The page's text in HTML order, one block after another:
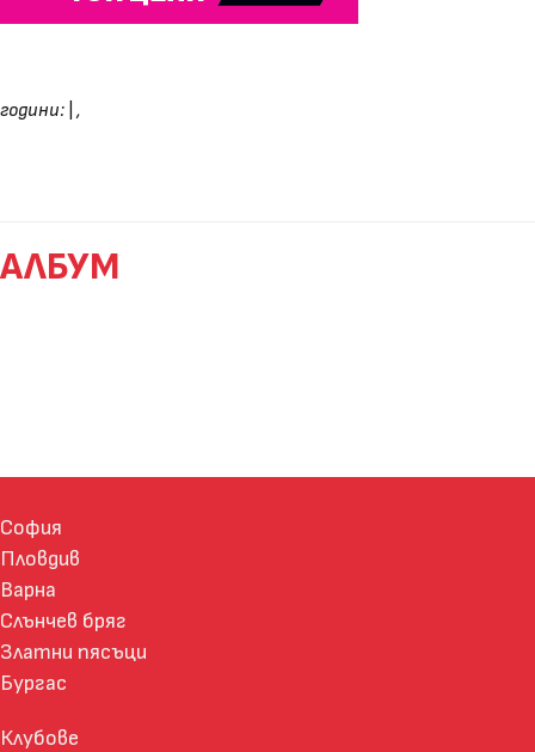
години: ,
АЛБУМ
София
Пловдив
Варна
Слънчев бряг
Златни пясъци
Бургас
Клубове